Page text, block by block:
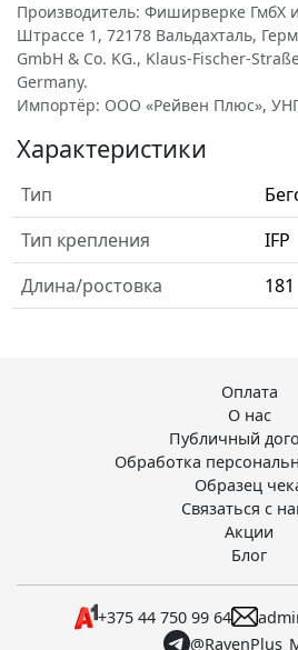
Производитель: Фиширверке ГмбХ
Штрассе 1, 72178 Вальдахталь,
GmbH & Co. KG., Klaus-Fischer-
Germany.
Импортёр: ООО «Рейвен Плюс»,
Характеристики
Тип
Тип крепления
IFP
Длина/ростовка
181
Оплата
О нас
Публичный
Обработка
Образец
Связаться с
Акции
Блог
+375 44 750 99 64